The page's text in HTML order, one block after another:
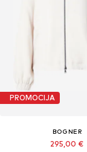
PROMOCIJA
BOGNER
295,00 €